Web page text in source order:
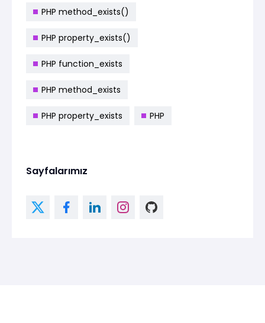
PHP method_exists()
PHP property_exists()
PHP function_exists
PHP method_exists
PHP property_exists PHP
Sayfalarımız